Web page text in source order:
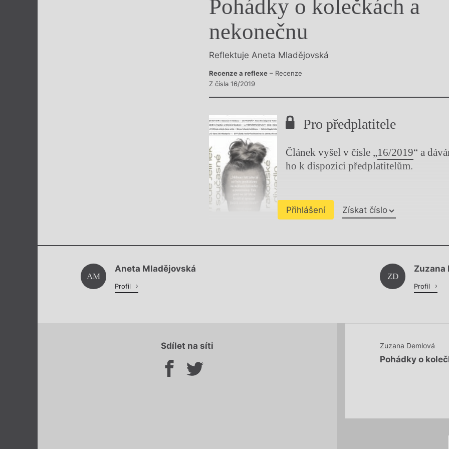
Výroční cenyPohádky o kolečkách a
nekonečnu
Reflektuje Aneta Mladějovská
Recenze a reflexe – Recenze
Z čísla 16/2019
Pro předplatitele
Článek vyšel v čísle „16/2019“ a
ho k dispozici předplatitelům.
Přihlášení Získat číslo
Chviličku.
AM
Aneta Mladějovská
Profil
ZD
Zuzana
Profil
Sdílet na síti Zuzana Demlová
Pohádky o